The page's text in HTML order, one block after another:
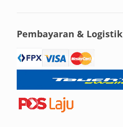
Pembayaran & Logistik